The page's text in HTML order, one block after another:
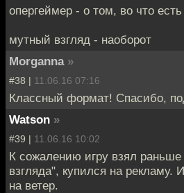
опергеймер - о том, во что
мутный взгляд - наоборот
Morganna »
#38 | 11.06.16 07:16
Классный формат! Спасибо,
Watson »
#39 | 11.06.16 10:02
К сожалению игру взял
взгляда", купился на рекламу.
на ветер.